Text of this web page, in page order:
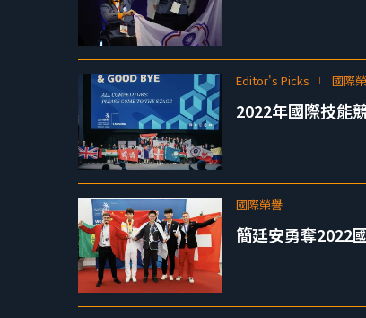
Editor's Picks 國際
2022年國際技能
國際榮譽
簡廷安勇奪2022